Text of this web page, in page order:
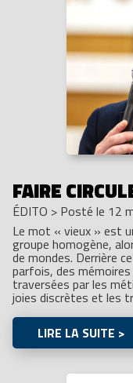
FAIRE
ÉDITO > Posté le 12
Le mot « vieux » est
groupe homogène,
de mondes. Derrière
parfois, des
traversées par les
joies discrètes et les
LIRE LA SUITE >